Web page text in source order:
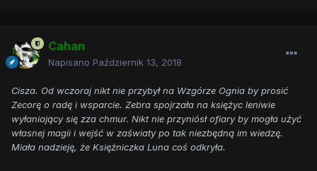
Cahan
Napisano Październik 13, 2018
Cisza. Od wczoraj nikt nie przybył na Wzgórze Ognia by prosić
Zecorę o radę i wsparcie. Zebra spojrzała na księżyc leniwie
wyłaniający się zza chmur. Nikt nie przyniósł ofiary by mogła użyć
własnej magii i wejść w zaświaty po tak niezbędną im wiedzę.
Miała nadzieję, że Księżniczka Luna coś odkryła.